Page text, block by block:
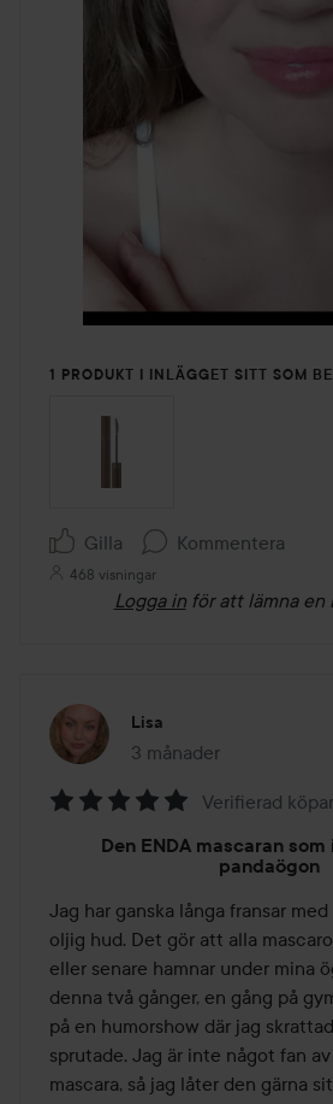
1 PRODUKT I INLÄGGET SITT SOM
Gilla Kommentera
468 visningar
Logga in för att lämna en
Lisa
3 månader
Inlägget skapades 3
5
Verifierad
Den ENDA mascaran
pandaögon
Jag har ganska långa fransar
oljig hud. Det gör att alla
eller senare hamnar under mina
denna två gånger, en gång på
på en humorshow där jag
sprutade. Jag är inte något fan
mascara, så jag låter den gärna